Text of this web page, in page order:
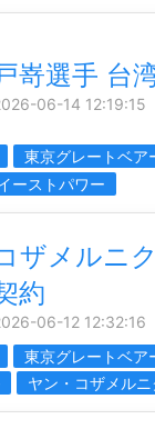
嵜選手 台
06-14 12:19:15
東京グレートベア
ーストパワー
ザメルニ
約
06-12 12:32:16
東京グレートベア
ヤン・コザメルニ